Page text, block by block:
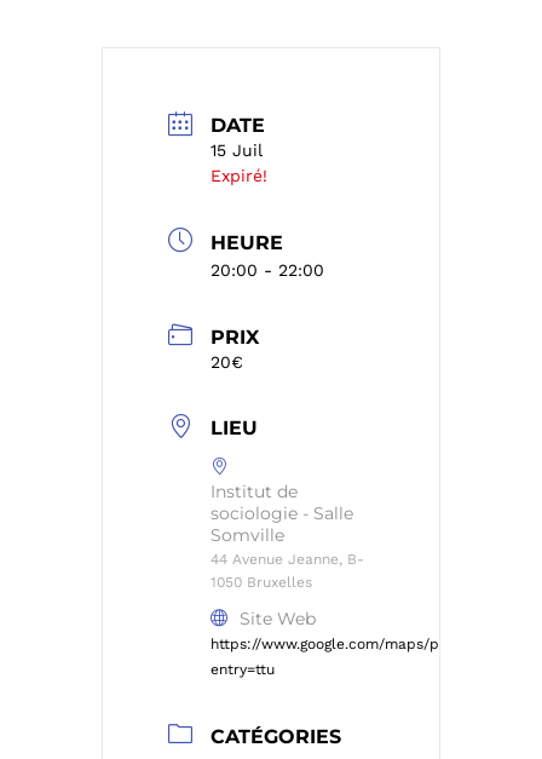
DATE
15 Juil
Expiré!
HEURE
20:00 - 22:00
PRIX
20€
LIEU
Institut de
sociologie - Salle
Somville
44 Avenue Jeanne, B-
1050 Bruxelles
Site Web
https://www.google.com/maps/place/
entry=ttu
CATÉGORIES